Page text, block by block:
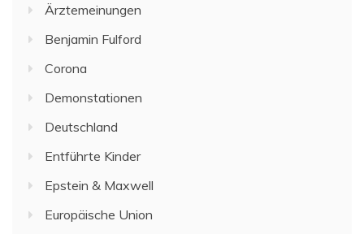
Ärztemeinungen
Benjamin Fulford
Corona
Demonstationen
Deutschland
Entführte Kinder
Epstein & Maxwell
Europäische Union